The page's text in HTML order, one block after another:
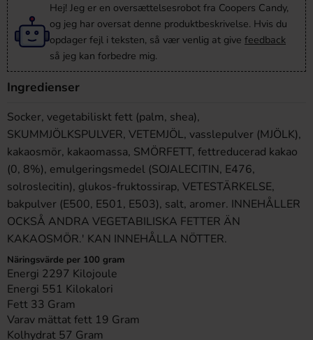
Hej! Jeg er en oversættelsesrobot fra Coopers Candy,
og jeg har oversat denne produktbeskrivelse. Hvis du
opdager fejl i teksten, så vær venlig at give feedback
så jeg kan forbedre mig.
Ingredienser
Socker, vegetabiliskt fett (palm, shea),
SKUMMJÖLKSPULVER, VETEMJÖL, vasslepulver (MJÖLK),
kakaosmör, kakaomassa, SMÖRFETT, fettreducerad kakao
(0, 8%), emulgeringsmedel (SOJALECITIN, E476,
solroslecitin), glukos-fruktossirap, VETESTÄRKELSE,
bakpulver (E500, E501, E503), salt, aromer. INNEHÅLLER
OCKSÅ ANDRA VEGETABILISKA FETTER ÄN
KAKAOSMÖR.' KAN INNEHÅLLA NÖTTER.
Näringsvärde per 100 gram
Energi 2297 Kilojoule
Energi 551 Kilokalori
Fett 33 Gram
Varav mättat fett 19 Gram
Kolhydrat 57 Gram